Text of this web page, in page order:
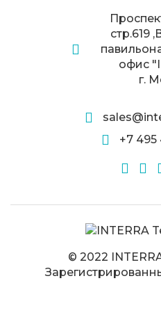
стр.619
офис
г.
+7 495
© 2022